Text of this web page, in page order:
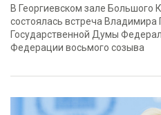
В Георгиевском зале Большого
состоялась встреча Владимира
Государственной Думы
Федерации восьмого созыва